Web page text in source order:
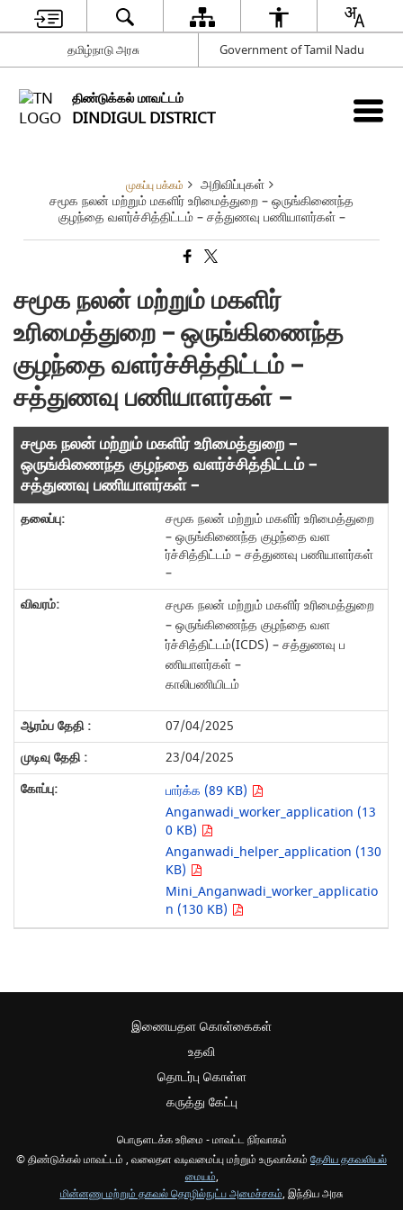
தமிழ்நாடு அரசு Government of Tamil Nadu
திண்டுக்கல் மாவட்டம்
DINDIGUL DISTRICT
முகப்பு பக்கம்
அறிவிப்புகள்
சமூக நலன் மற்றும் மகளிர் உரிமைத்துறை – ஒருங்கிணைந்த
குழந்தை வளர்ச்சித்திட்டம் – சத்துணவு பணியாளர்கள் –
சமூக நலன் மற்றும் மகளிர்
உரிமைத்துறை – ஒருங்கிணைந்த
குழந்தை வளர்ச்சித்திட்டம் –
சத்துணவு பணியாளர்கள் –
சமூக நலன் மற்றும் மகளிர் உரிமைத்துறை –
ஒருங்கிணைந்த குழந்தை வளர்ச்சித்திட்டம் –
சத்துணவு பணியாளர்கள் –
சமூக நலன் மற்றும் மகளிர் உரிமைத்துறை
– ஒருங்கிணைந்த குழந்தை வள
ர்ச்சித்திட்டம் – சத்துணவு பணியாளர்கள்
–
சமூக நலன் மற்றும் மகளிர் உரிமைத்துறை
– ஒருங்கிணைந்த குழந்தை வள
ர்ச்சித்திட்டம்(ICDS) – சத்துணவு ப
ணியாளர்கள் –
காலிபணியிடம்
07/04/2025
23/04/2025
பார்க்க (89 KB)
Anganwadi_worker_application (13
0 KB)
Anganwadi_helper_application (130
KB)
Mini_Anganwadi_worker_applicatio
n (130 KB)
இணையதள கொள்கைகள்
உதவி
தொடர்பு கொள்ள
கருத்து கேட்பு
பொருளடக்க உரிமை - மாவட்ட நிர்வாகம்
© திண்டுக்கல் மாவட்டம் , வலைதள வடிவமைப்பு மற்றும் உருவாக்கம் தேசிய தகவலியல்
மையம்,
மின்னணு மற்றும் தகவல் தொழில்நுட்ப அமைச்சகம், இந்திய அரசு